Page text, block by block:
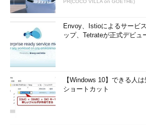
PR(COCO VILLA on GOETHE)
Envoy、Istioによるサービ
ップ、Tetrateが正式デビュ
【Windows 10】できる人
ショートカット